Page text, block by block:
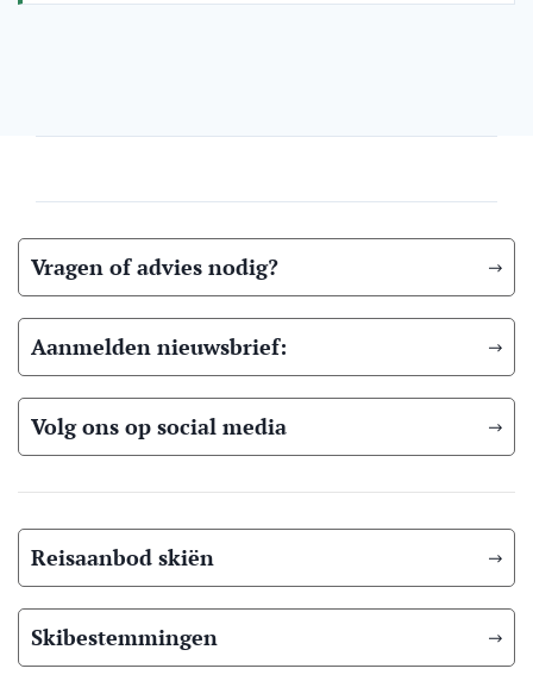
Vragen of advies nodig?
Aanmelden nieuwsbrief:
Volg ons op social media
Reisaanbod skiën
Skibestemmingen